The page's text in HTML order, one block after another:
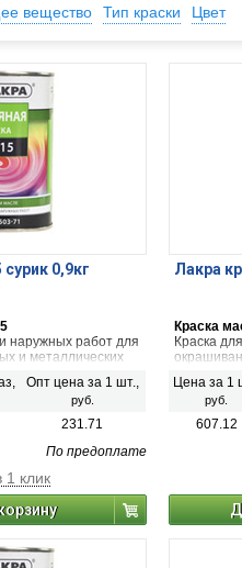
вещество Тип краски Цвет
0,9кг
наружных работ для
и металлических
Опт цена за 1 шт.,
руб.
231.71
По предоплате
1 клик
Лакра
Краска
Краска
Цена за 1
руб.
607.12